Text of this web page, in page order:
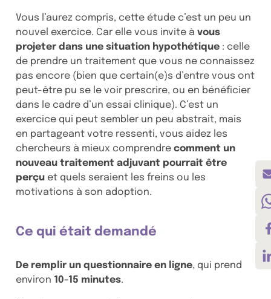
Vous l’aurez compris, cette étude c’est un peu un
nouvel exercice. Car elle vous invite à vous
projeter dans une situation hypothétique: celle
de prendre un traitement que vous ne connaissez
pas encore (bien que certain(e)s d’entre vous ont
peut-être pu se le voir prescrire, ou en bénéficier
dans le cadre d’un essai clinique). C’est un
exercice qui peut sembler un peu abstrait, mais
en partageant votre ressenti, vous aidez les
chercheurs à mieux comprendre comment un
nouveau traitement adjuvant pourrait être
perçuet quels seraient les freins ou les
motivations à son adoption.
Ce qui était demandé
De remplir un questionnaire en ligne, qui prend
environ 10-15 minutes.